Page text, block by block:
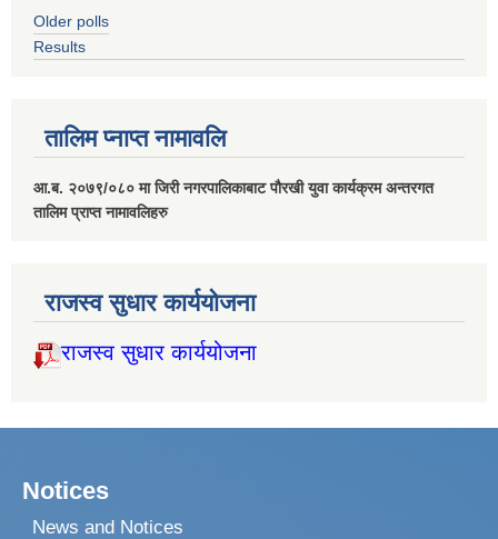
Older polls
Results
तालिम प्नाप्त नामावलि
आ.ब. २०७९/०८० मा जिरी नगरपालिकाबाट पौरखी युवा कार्यक्रम अन्तरगत
तालिम प्राप्त नामावलिहरु
राजस्व सुधार कार्ययोजना
राजस्व सुधार कार्ययोजना
Notices
News and Notices